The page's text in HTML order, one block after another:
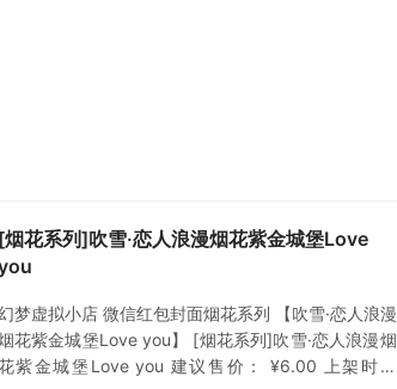
[烟花系列]吹雪·恋人浪漫烟花紫金城堡Love
梦虚拟小店 微信红包封面烟花系列 【吹雪·恋人浪漫
花紫金城堡Love you】 [烟花系列]吹雪·恋人浪漫烟
紫金城堡Love you 建议售价： ¥6.00 上架时间